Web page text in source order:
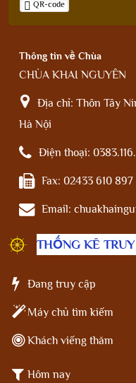
QR-code
Thông tin về Chùa
CHÙA KHAI NGUYÊN
Địa chỉ: Thôn Tây
Hà Nội
Điện thoại:
Fax: 02433 610 897
Email:
THỐNG KÊ
Đang truy cập
Máy chủ tìm kiếm
Khách viếng thăm
Hôm nay